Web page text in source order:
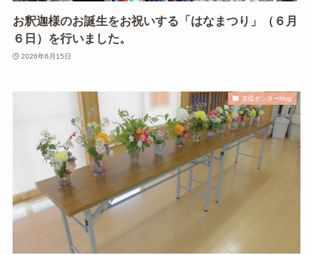
お釈迦様のお誕生をお祝いする「はなまつり」（６月
６日）を行いました。
2026年6月15日
支援センターblog